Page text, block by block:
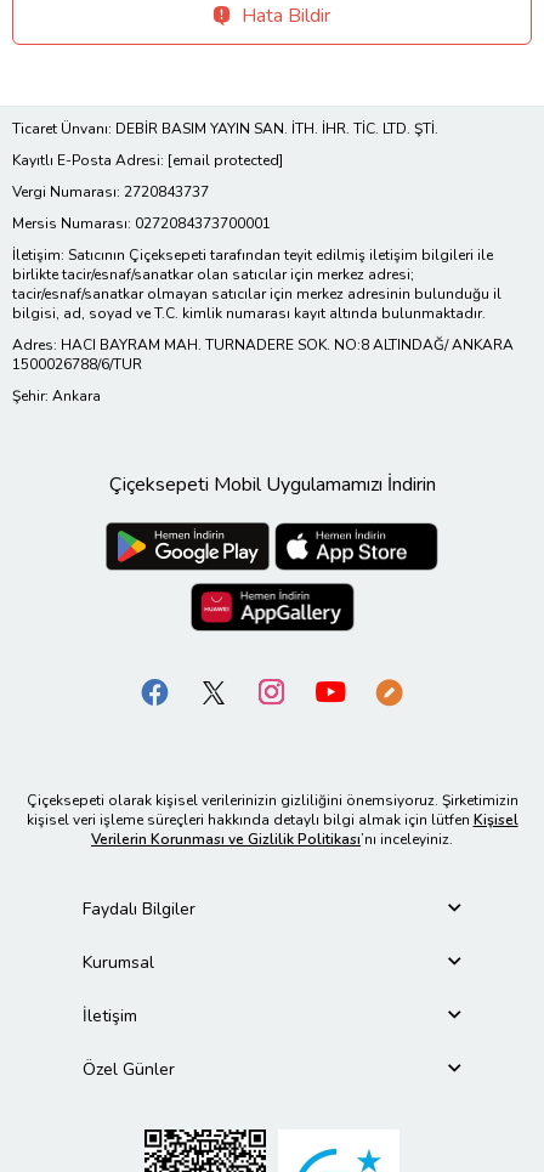
Hata Bildir
Ticaret Ünvanı: DEBİR BASIM YAYIN SAN. İTH. İHR. TİC. LTD. ŞTİ.
Kayıtlı E-Posta Adresi: [email protected]
Vergi Numarası: 2720843737
Mersis Numarası: 0272084373700001
İletişim: Satıcının Çiçeksepeti tarafından teyit edilmiş iletişim bilgileri ile
birlikte tacir/esnaf/sanatkar olan satıcılar için merkez adresi;
tacir/esnaf/sanatkar olmayan satıcılar için merkez adresinin bulunduğu il
bilgisi, ad, soyad ve T.C. kimlik numarası kayıt altında bulunmaktadır.
Adres: HACI BAYRAM MAH. TURNADERE SOK. NO:8 ALTINDAĞ/ ANKARA
1500026788/6/TUR
Şehir: Ankara
Çiçeksepeti Mobil Uygulamamızı İndirin
Çiçeksepeti olarak kişisel verilerinizin gizliliğini önemsiyoruz. Şirketimizin
kişisel veri işleme süreçleri hakkında detaylı bilgi almak için lütfen Kişisel
Verilerin Korunması ve Gizlilik Politikası’nı inceleyiniz.
Faydalı Bilgiler
Kurumsal
İletişim
Özel Günler